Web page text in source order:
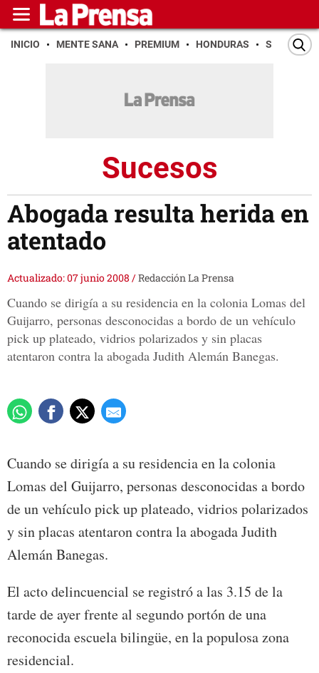
INICIO MENTE SANA PREMIUM HONDURAS SAN PEDRO
Sucesos
Abogada resulta herida en
atentado
Actualizado: 07 junio 2008 /Redacción La Prensa
Cuando se dirigía a su residencia en la colonia Lomas del
Guijarro, personas desconocidas a bordo de un vehículo
pick up plateado, vidrios polarizados y sin placas
atentaron contra la abogada Judith Alemán Banegas.
Cuando se dirigía a su residencia en la colonia
Lomas del Guijarro, personas desconocidas a bordo
de un vehículo pick up plateado, vidrios polarizados
y sin placas atentaron contra la abogada Judith
Alemán Banegas.
El acto delincuencial se registró a las 3.15 de la
tarde de ayer frente al segundo portón de una
reconocida escuela bilingüe, en la populosa zona
residencial.